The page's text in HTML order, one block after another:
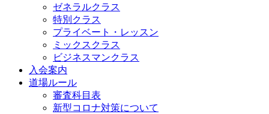
ゼネラルクラス
特別クラス
プライベート・レッスン
ミックスクラス
ビジネスマンクラス
入会案内
道場ルール
審査科目表
新型コロナ対策について